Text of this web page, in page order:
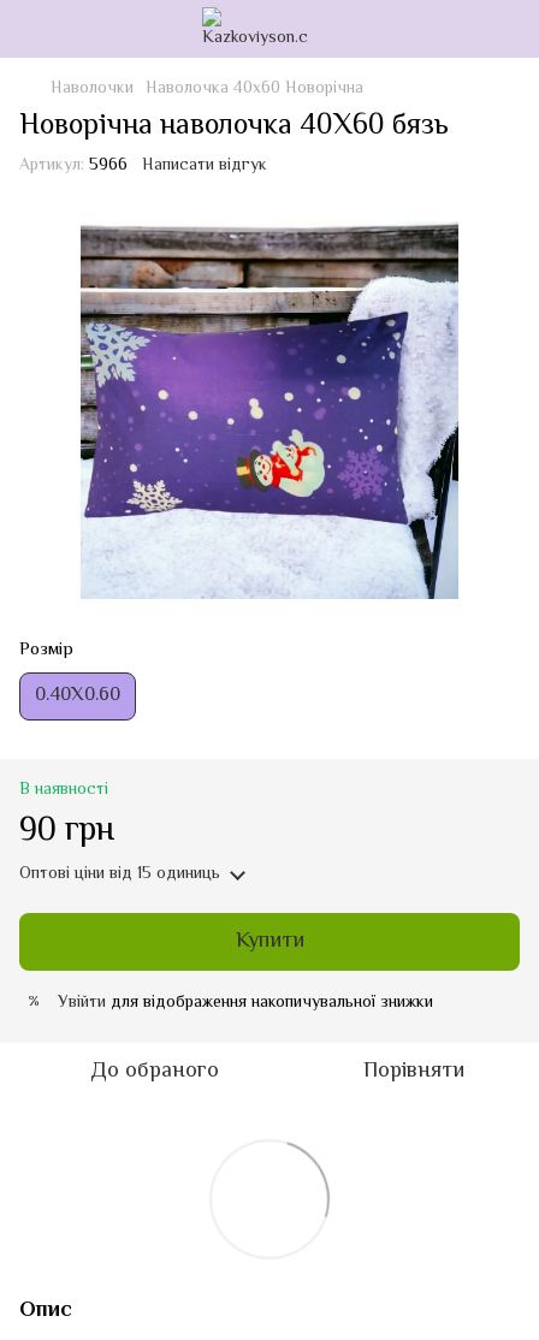
Наволочки Наволочка 40х60 Новорічна
Новорічна наволочка 40Х60 бязь
Артикул: 5966 Написати відгук
Розмір
0.40Х0.60
В наявності
90 грн
Оптові ціни від 15 одиниць
Купити
% Увійти для відображення накопичувальної знижки
До обраного Порівняти
Опис